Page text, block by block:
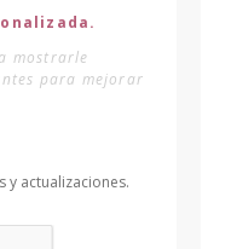
mostrarle
para mejorar
y actualizaciones.